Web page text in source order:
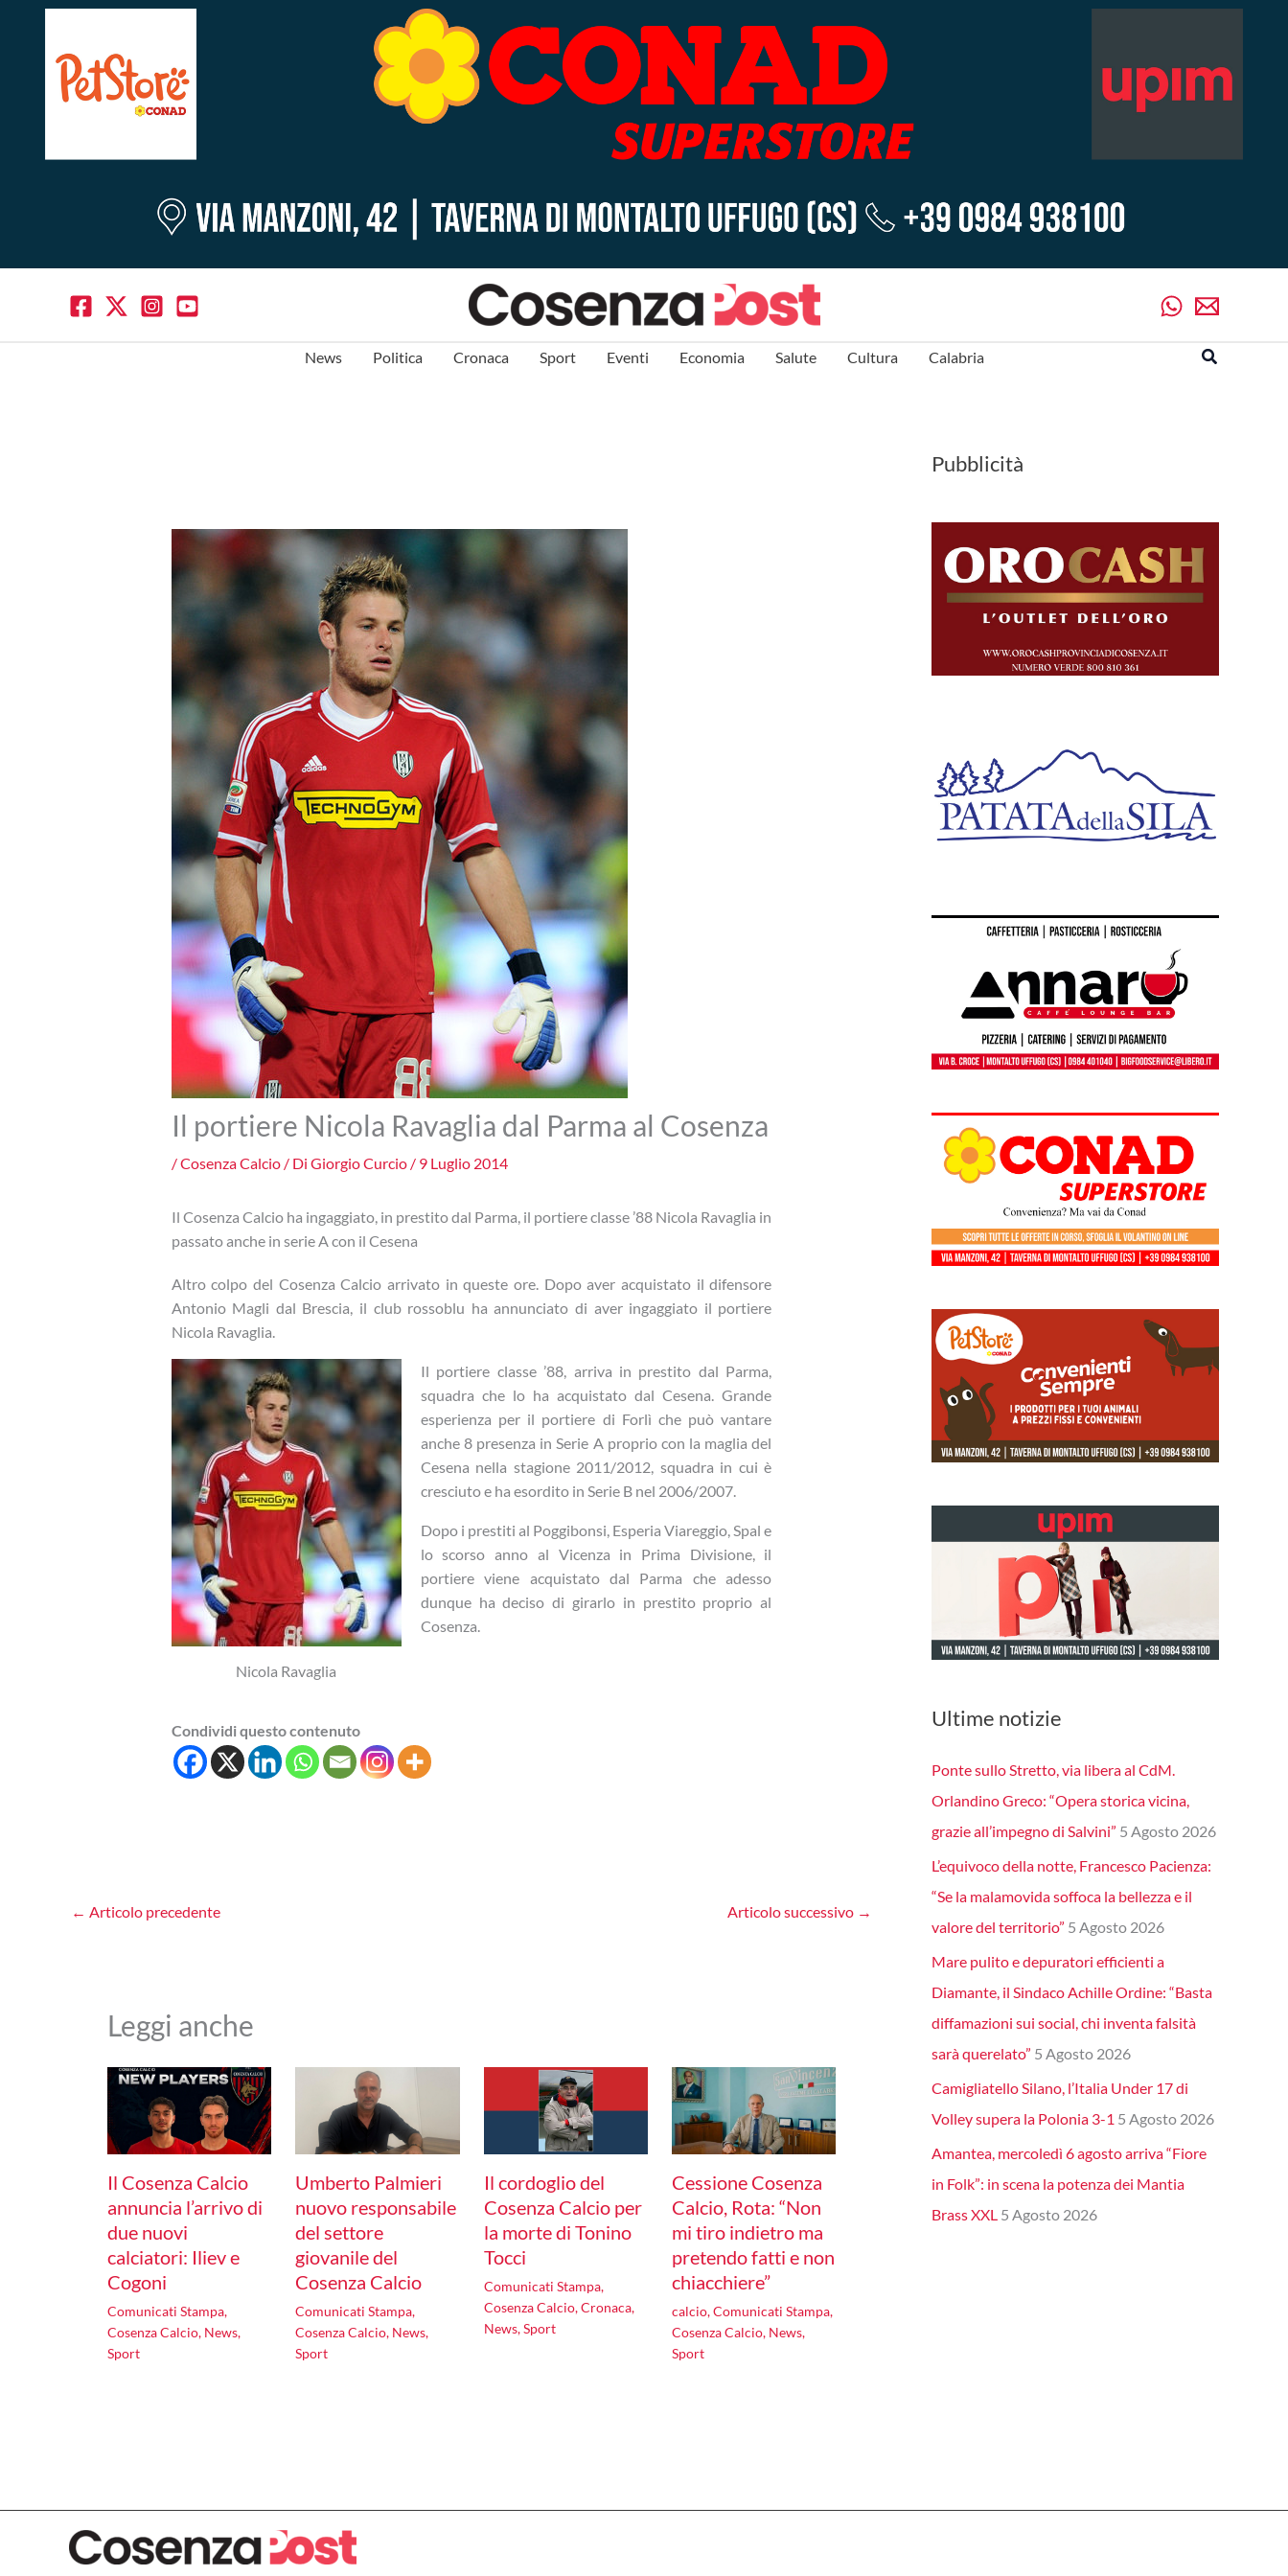
News Politica Cronaca Sport Eventi Economia Salute Cultura Calabria Cerca
Il portiere Nicola Ravaglia dal Parma al Cosenza
/Cosenza Calcio/ Di Giorgio Curcio / 9 Luglio 2014
Il Cosenza Calcio ha ingaggiato, in prestito dal Parma, il portiere classe ’88 Nicola Ravaglia in
passato anche in serie A con il Cesena
Altro colpo del Cosenza Calcio arrivato in queste ore. Dopo aver acquistato il difensore
Antonio Magli dal Brescia, il club rossoblu ha annunciato di aver ingaggiato il portiere
Nicola Ravaglia.
Nicola Ravaglia
Il portiere classe ’88, arriva in prestito dal Parma,
squadra che lo ha acquistato dal Cesena. Grande
esperienza per il portiere di Forlì che può vantare
anche 8 presenza in Serie A proprio con la maglia del
Cesena nella stagione 2011/2012, squadra in cui è
cresciuto e ha esordito in Serie B nel 2006/2007.
Dopo i prestiti al Poggibonsi, Esperia Viareggio, Spal e
lo scorso anno al Vicenza in Prima Divisione, il
portiere viene acquistato dal Parma che adesso
dunque ha deciso di girarlo in prestito proprio al
Cosenza.
Condividi questo contenuto
← Articolo precedente Articolo successivo →
Leggi anche
Il Cosenza Calcio
annuncia l’arrivo di
due nuovi
calciatori: Iliev e
Cogoni
Comunicati Stampa,
Cosenza Calcio, News,
Sport
Umberto Palmieri
nuovo responsabile
del settore
giovanile del
Cosenza Calcio
Comunicati Stampa,
Cosenza Calcio, News,
Sport
Il cordoglio del
Cosenza Calcio per
la morte di Tonino
Tocci
Comunicati Stampa,
Cosenza Calcio,Cronaca,
News,Sport
Cessione Cosenza
Calcio, Rota: “Non
mi tiro indietro ma
pretendo fatti e non
chiacchiere”
calcio,Comunicati Stampa,
Cosenza Calcio, News,
Sport
Pubblicità
Ultime notizie
Ponte sullo Stretto, via libera al CdM.
Orlandino Greco: “Opera storica vicina,
grazie all’impegno di Salvini” 5 Agosto 2026
L’equivoco della notte, Francesco Pacienza:
“Se la malamovida soffoca la bellezza e il
valore del territorio” 5 Agosto 2026
Mare pulito e depuratori efficienti a
Diamante, il Sindaco Achille Ordine: “Basta
diffamazioni sui social, chi inventa falsità
sarà querelato” 5 Agosto 2026
Camigliatello Silano, l’Italia Under 17 di
Volley supera la Polonia 3-1 5 Agosto 2026
Amantea, mercoledì 6 agosto arriva “Fiore
in Folk”: in scena la potenza dei Mantia
Brass XXL 5 Agosto 2026